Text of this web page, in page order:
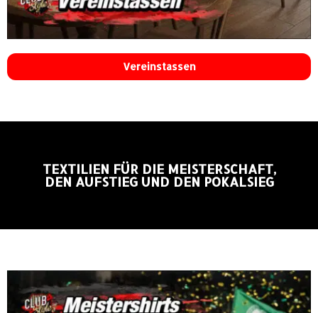
Vereinstassen
TEXTILIEN FÜR DIE MEISTERSCHAFT,
DEN AUFSTIEG UND DEN POKALSIEG